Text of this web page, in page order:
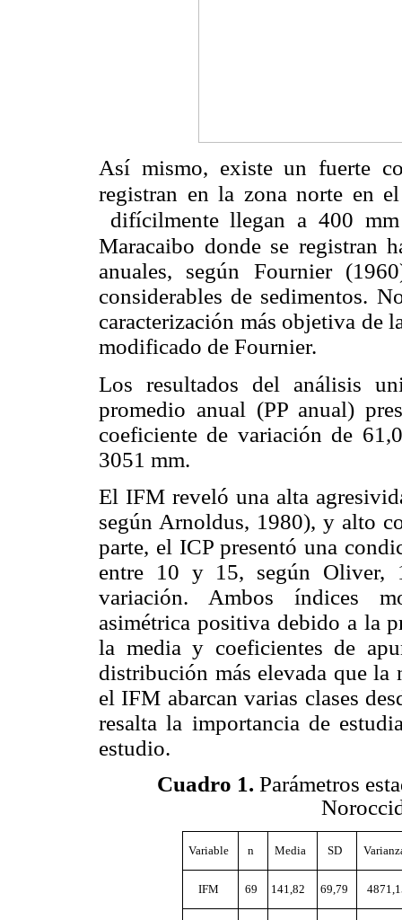
Así mismo, existe un fuerte
registran en la zona norte
difícilmente llegan a 400
Maracaibo donde se registran
anuales, según Fournier
considerables de sedimentos.
caracterización más objetiva de
modificado de Fournier.
Los resultados del análisis
promedio anual (PP anual)
coeficiente de variación de
3051 mm.
El IFM reveló una alta
según Arnoldus, 1980), y alto
parte, el ICP presentó una
entre 10 y 15, según Oliver,
variación. Ambos índices
asimétrica positiva debido a la
la media y coeficientes de
distribución más elevada que la
el IFM abarcan varias clases
resalta la importancia de
estudio.
Cuadro 1. Parámetros
Variable n Media SD
IFM 69 141,82 69,79